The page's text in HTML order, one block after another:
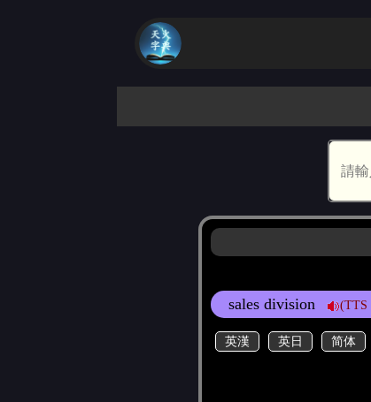
sales division (TTS
英漢 英日 简体